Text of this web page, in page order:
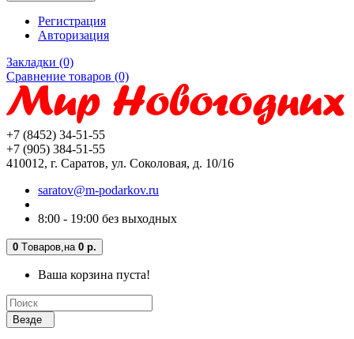
Регистрация
Авторизация
Закладки (0)
Сравнение товаров (0)
+7 (8452) 34-51-55
+7 (905) 384-51-55
410012, г. Саратов, ул. Соколовая, д. 10/16
saratov@m-podarkov.ru
8:00 - 19:00 без выходных
0 Tоваров, на 0 р.
Ваша корзина пуста!
Везде